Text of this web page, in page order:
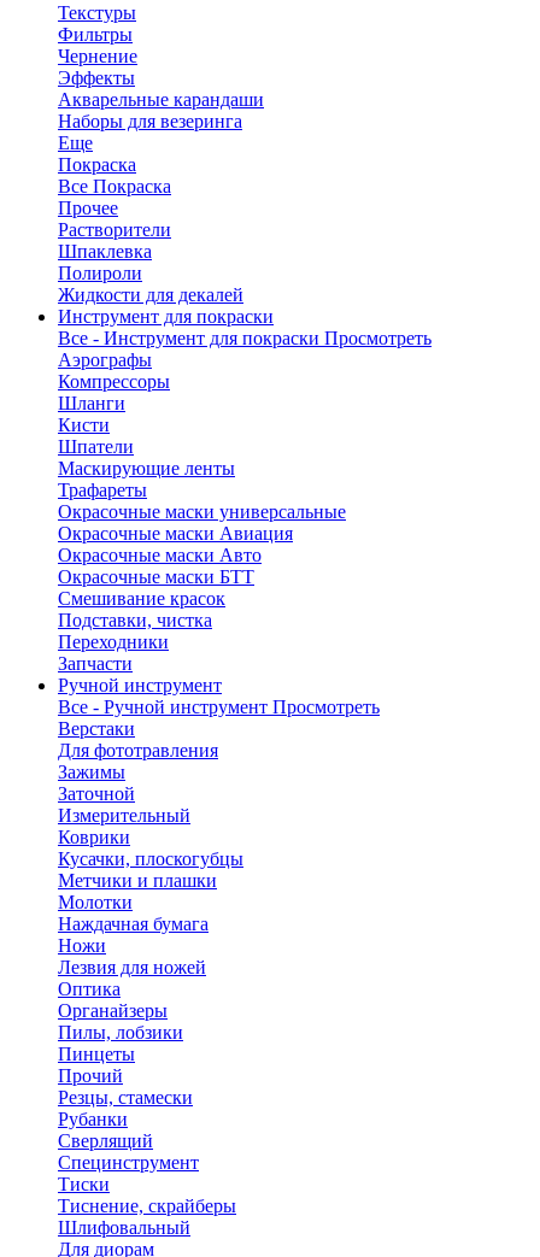
Текстуры
Фильтры
Чернение
Эффекты
Акварельные карандаши
Наборы для везеринга
Еще
Покраска
Все Покраска
Прочее
Растворители
Шпаклевка
Полироли
Жидкости для декалей
Инструмент для покраски
Все - Инструмент для покраски Просмотреть
Аэрографы
Компрессоры
Шланги
Кисти
Шпатели
Маскирующие ленты
Трафареты
Окрасочные маски универсальные
Окрасочные маски Авиация
Окрасочные маски Авто
Окрасочные маски БТТ
Смешивание красок
Подставки, чистка
Переходники
Запчасти
Ручной инструмент
Все - Ручной инструмент Просмотреть
Верстаки
Для фототравления
Зажимы
Заточной
Измерительный
Коврики
Кусачки, плоскогубцы
Метчики и плашки
Молотки
Наждачная бумага
Ножи
Лезвия для ножей
Оптика
Органайзеры
Пилы, лобзики
Пинцеты
Прочий
Резцы, стамески
Рубанки
Сверлящий
Специнструмент
Тиски
Тиснение, скрайберы
Шлифовальный
Для диорам